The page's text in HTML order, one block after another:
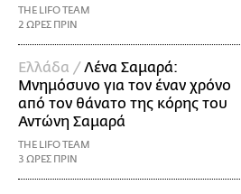
THE LIFO TEAM
2 ΩΡΕΣ ΠΡΙΝ
Ελλάδα /Λένα Σαμαρά:
Μνημόσυνο για τον έναν χρόνο
από τον θάνατο της κόρης του
Αντώνη Σαμαρά
THE LIFO TEAM
3 ΩΡΕΣ ΠΡΙΝ